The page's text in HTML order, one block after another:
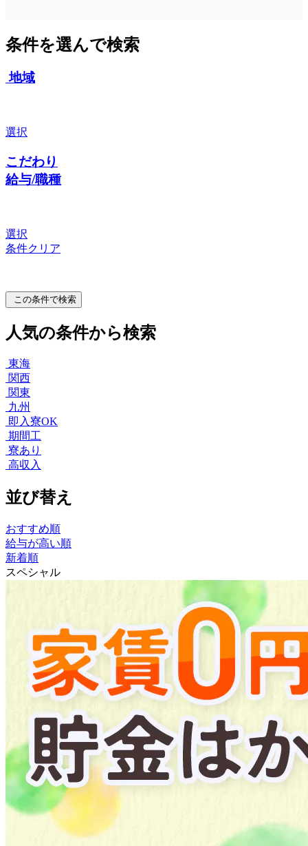
条件を選んで検索
地域
選択
こだわり
給与/職種
選択
条件クリア
この条件で検索
人気の条件から検索
東海
関西
関東
九州
即入寮OK
期間工
寮あり
高収入
並び替え
おすすめ順
給与が高い順
新着順
スペシャル